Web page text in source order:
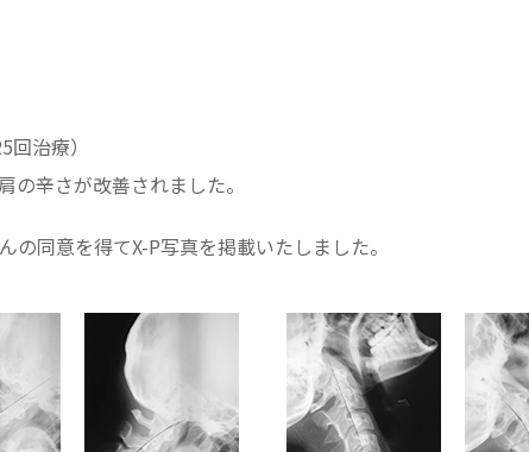
治療）
辛さが改善されました。
同意を得てX-P写真を掲載いたしました。